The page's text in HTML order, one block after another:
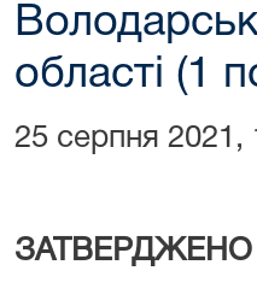
області (1
25 серпня 2021,
ЗАТВЕРДЖЕНО